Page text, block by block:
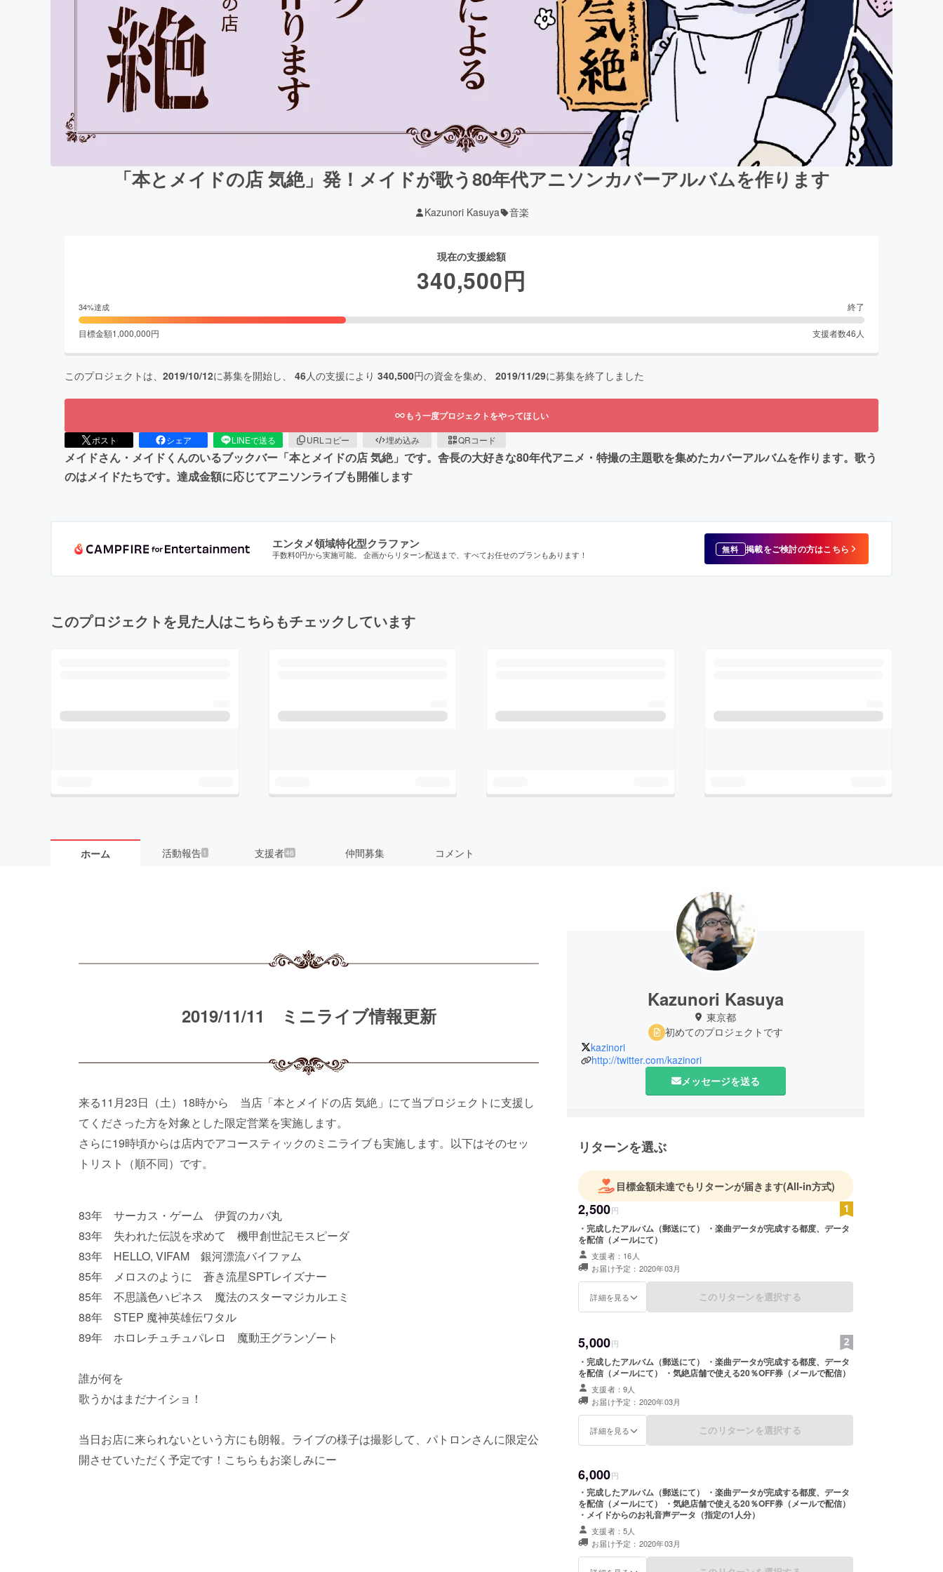
「本とメイドの店 気絶」発！メイドが歌う80年代アニソンカバーアルバムを作ります
Kazunori Kasuya 音楽
現在の支援総額
340,500円
34%達成 終了
目標金額1,000,000円 支援者数46 人
このプロジェクトは、 2019/10/12に募集を開始し、 46人の支援により 340,500円の資金を集め、 2019/11/29に募集を終了しました
もう一度プロジェクトをやってほしい
ポスト シェア LINEで送る URLコピー 埋め込み QRコード
メイドさん・メイドくんのいるブックバー「本とメイドの店 気絶」です。舎長の大好きな80年代アニメ・特撮の主題歌を集めたカバーアルバムを作ります。歌う
のはメイドたちです。達成金額に応じてアニソンライブも開催します
エンタメ領域特化型クラファン
手数料0円から実施可能。 企画からリターン配送まで、すべてお任せのプランもあります！ 無料 掲載をご検討の方はこちら
このプロジェクトを見た人はこちらもチェックしています
ホーム 活動報告 1 支援者46 仲間募集 コメント
2019/11/11 ミニライブ情報更新
来る11月23日（土）18時から 当店「本とメイドの店 気絶」にて当プロジェクトに支援し
てくださった方を対象とした限定営業を実施します。
さらに19時頃からは店内でアコースティックのミニライブも実施します。以下はそのセッ
トリスト（順不同）です。
83年 サーカス・ゲーム 伊賀のカバ丸
83年 失われた伝説を求めて 機甲創世記モスピーダ
83年 HELLO, VIFAM 銀河漂流バイファム
85年 メロスのように 蒼き流星SPTレイズナー
85年 不思議色ハピネス 魔法のスターマジカルエミ
88年 STEP 魔神英雄伝ワタル
89年 ホロレチュチュパレロ 魔動王グランゾート
誰が何を
歌うかはまだナイショ！
当日お店に来られないという方にも朗報。ライブの様子は撮影して、パトロンさんに限定公
開させていただく予定です！こちらもお楽しみにー
Kazunori Kasuya
東京都
初めてのプロジェクトです
kazinori
http://twitter.com/kazinori
メッセージを送る
リターンを選ぶ
目標金額未達でもリターンが届きます(All-in方式)
2,500円
・完成したアルバム（郵送にて） ・楽曲データが完成する都度、データ
を配信（メールにて）
支援者：16人
お届け予定：2020年03月
詳細を見る このリターンを選択する
5,000円
・完成したアルバム（郵送にて） ・楽曲データが完成する都度、データ
を配信（メールにて） ・気絶店舗で使える20％OFF券（メールで配信）
支援者：9人
お届け予定：2020年03月
詳細を見る このリターンを選択する
6,000円
・完成したアルバム（郵送にて） ・楽曲データが完成する都度、データ
を配信（メールにて） ・気絶店舗で使える20％OFF券（メールで配信）
・メイドからのお礼音声データ（指定の1人分）
支援者：5人
お届け予定：2020年03月